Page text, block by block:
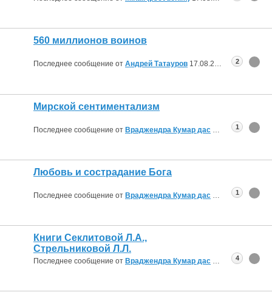
560 миллионов воинов
Последнее сообщение от Андрей Татауров 17.08.2019 15:22
2
Мирской сентиментализм
Последнее сообщение от Враджендра Кумар дас 10:40
1
Любовь и сострадание Бога
Последнее сообщение от Враджендра Кумар дас 09:37
1
Книги Секлитовой Л.А.,
Стрельниковой Л.Л.
Последнее сообщение от Враджендра Кумар дас 08:58
4